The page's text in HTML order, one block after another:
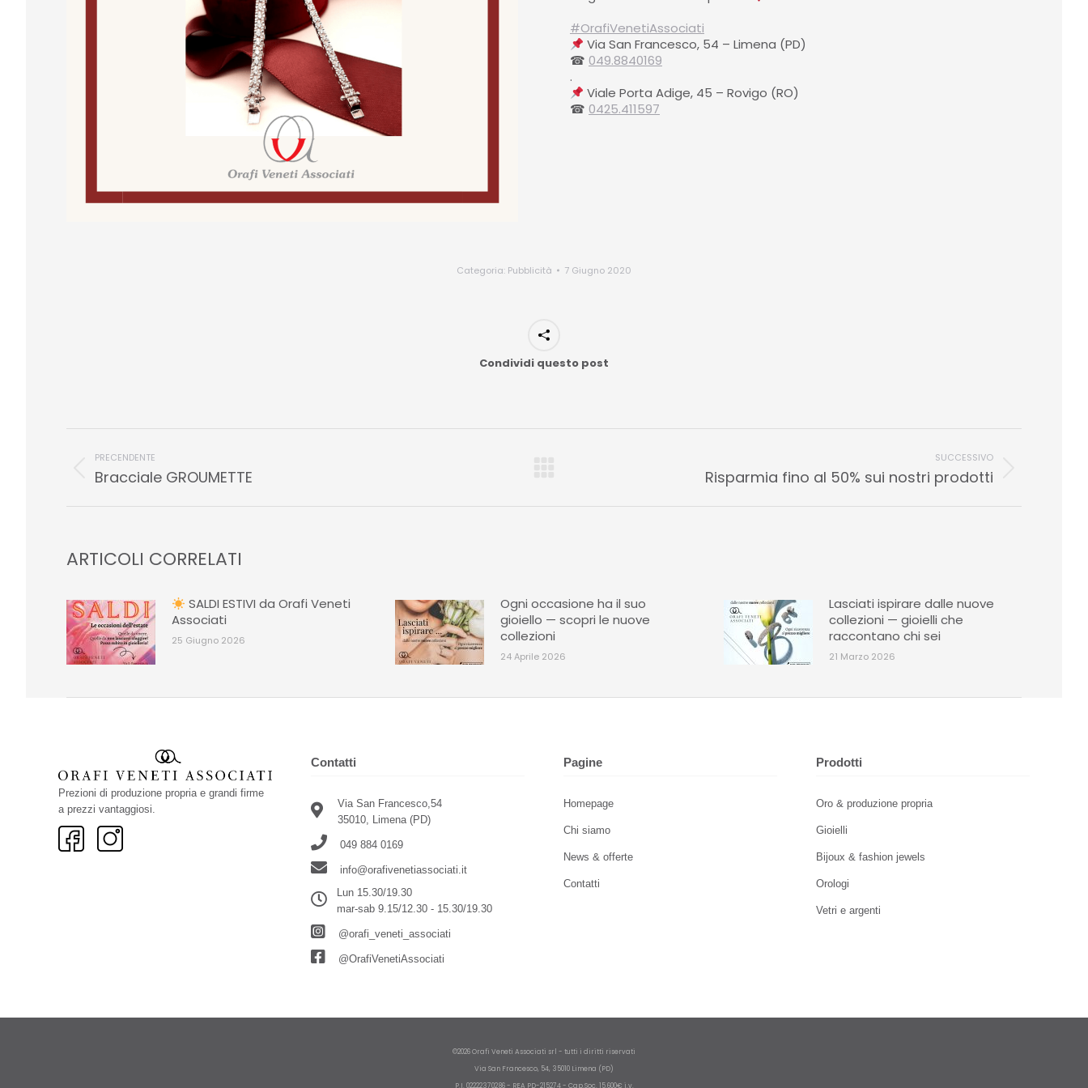
#OrafiVenetiAssociati
Via San Francesco, 54 – Limena (PD)⠀⠀⠀⠀⠀⠀⁠
☎ 049.8840169
.⠀⠀⠀⠀⠀⁠
Viale Porta Adige, 45 – Rovigo (RO)⠀⠀⠀⠀⠀⠀⁠
☎ 0425.411597
Categoria: Pubblicità 7 Giugno 2020
Condividi questo post
NAVIGAZIONE
PRECENDENTE
Stile
Bracciale GROUMETTE
SUCCESSIVO
posts:
Risparmia fino al 50% sui nostri prodotti
ARTICOLI CORRELATI
SALDI ESTIVI da Orafi Veneti
Associati
25 Giugno 2026
Ogni occasione ha il suo
gioiello — scopri le nuove
collezioni
24 Aprile 2026
Lasciati ispirare dalle nuove
collezioni — gioielli che
raccontano chi sei
21 Marzo 2026
Prezioni di produzione propria e grandi firme
a prezzi vantaggiosi.
Contatti
Via San Francesco,54
35010, Limena (PD)
049 884 0169
info@orafivenetiassociati.it
Lun 15.30/19.30
mar-sab 9.15/12.30 - 15.30/19.30
@orafi_veneti_associati
@OrafiVenetiAssociati
Pagine
Homepage
Chi siamo
News & offerte
Contatti
Prodotti
Oro & produzione propria
Gioielli
Bijoux & fashion jewels
Orologi
Vetri e argenti
©2026 Orafi Veneti Associati srl - tutti i diritti riservati
Via San Francesco, 54, 35010 Limena (PD)
P.I. 02222370286 - REA PD-215274 - Cap.Soc. 15.600€ i.v.